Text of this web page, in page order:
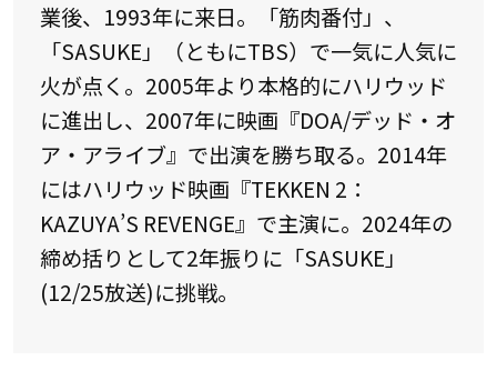
業後、1993年に来日。「筋肉番付」、
「SASUKE」（ともにTBS）で一気に人気に
火が点く。2005年より本格的にハリウッド
に進出し、2007年に映画『DOA/デッド・オ
ア・アライブ』で出演を勝ち取る。2014年
にはハリウッド映画『TEKKEN 2：
KAZUYA’S REVENGE』で主演に。2024年の
締め括りとして2年振りに「SASUKE」
(12/25放送)に挑戦。